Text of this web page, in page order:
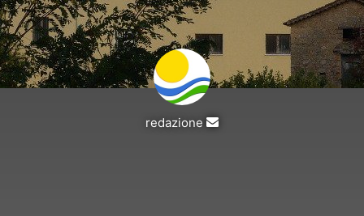
redazione
Invia